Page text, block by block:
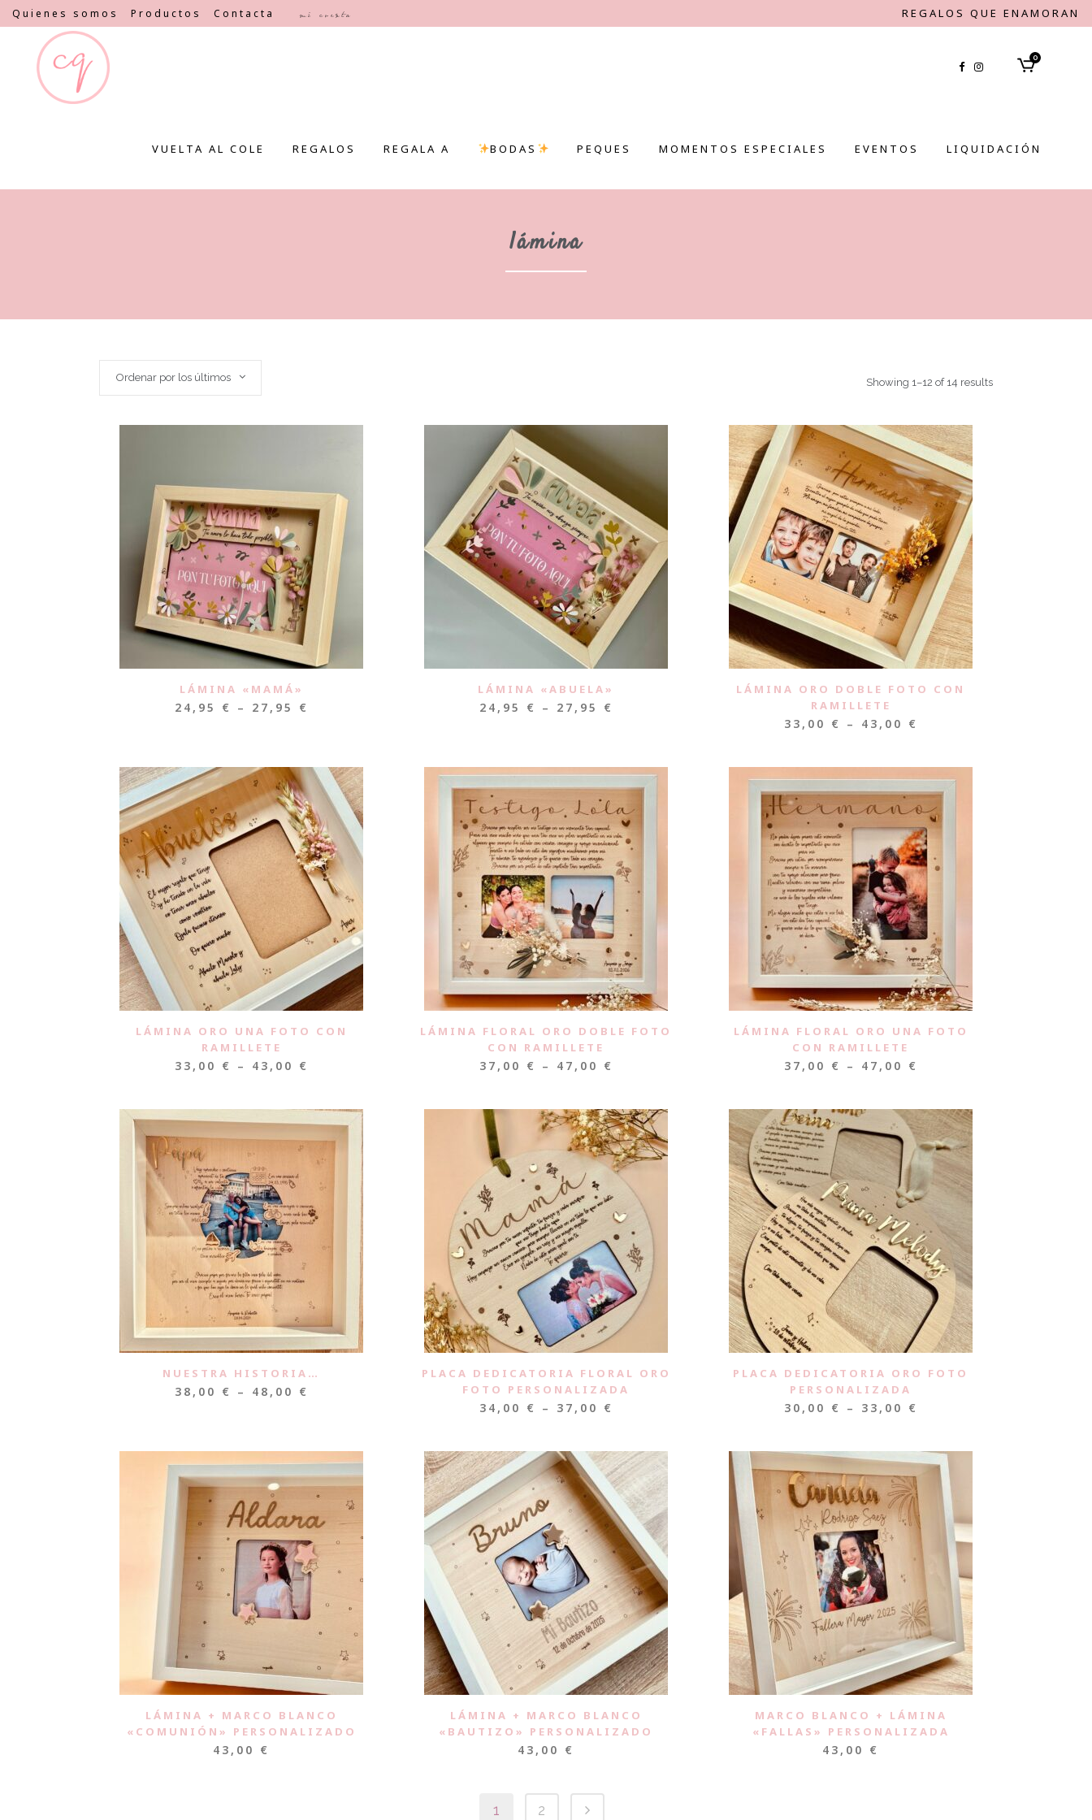
Quienes somos Productos Contacta Mi cuenta REGALOS QUE ENAMORAN
0
VUELTA AL COLE REGALOS REGALA A BODAS PEQUES MOMENTOS ESPECIALES EVENTOS LIQUIDACIÓN
lámina
Showing 1–12 of 14 results
Ordenar por los últimos
LÁMINA «MAMÁ»
24,95 € – 27,95 €
LÁMINA «ABUELA»
24,95 € – 27,95 €
LÁMINA ORO DOBLE FOTO CON
RAMILLETE
33,00 € – 43,00 €
LÁMINA ORO UNA FOTO CON
RAMILLETE
33,00 € – 43,00 €
LÁMINA FLORAL ORO DOBLE FOTO
CON RAMILLETE
37,00 € – 47,00 €
LÁMINA FLORAL ORO UNA FOTO
CON RAMILLETE
37,00 € – 47,00 €
NUESTRA HISTORIA…
38,00 € – 48,00 €
PLACA DEDICATORIA FLORAL ORO
FOTO PERSONALIZADA
34,00 € – 37,00 €
PLACA DEDICATORIA ORO FOTO
PERSONALIZADA
30,00 € – 33,00 €
LÁMINA + MARCO BLANCO
«COMUNIÓN» PERSONALIZADO
43,00 €
LÁMINA + MARCO BLANCO
«BAUTIZO» PERSONALIZADO
43,00 €
MARCO BLANCO + LÁMINA
«FALLAS» PERSONALIZADA
43,00 €
1 2